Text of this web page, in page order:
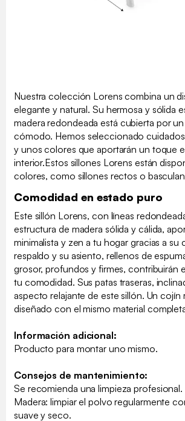
Nuestra colección Lorens combina un
elegante y natural. Su hermosa y sólida
madera redondeada está cubierta por
cómodo. Hemos seleccionado
y unos colores que aportarán un toque
interior.Estos sillones Lorens están
colores, como sillones rectos o
Comodidad en estado puro
Este sillón Lorens, con líneas
estructura de madera sólida y cálida,
minimalista y zen a tu hogar gracias a su
respaldo y su asiento, rellenos de
grosor, profundos y firmes, contribuirán
tu comodidad. Sus patas traseras,
aspecto relajante de este sillón. Un cojín
diseñado con el mismo material
Información adicional:
Producto para montar uno mismo.
Consejos de mantenimiento:
Se recomienda una limpieza profesional.
Madera: limpiar el polvo regularmente
suave y seco.